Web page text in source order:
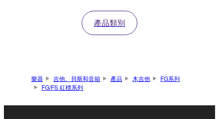
產品類別
樂器 吉他、貝斯和音箱 產品 木吉他
FG系列
FG/FS 紅標系列